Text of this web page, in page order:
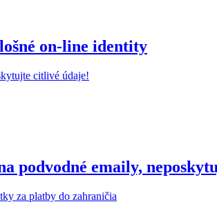
on-line identity
podvodné emaily,